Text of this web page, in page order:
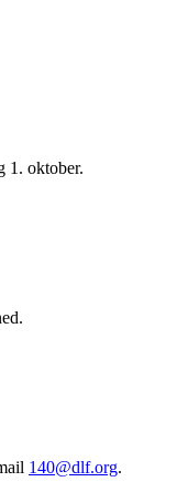
1. oktober.
140@dlf.org.